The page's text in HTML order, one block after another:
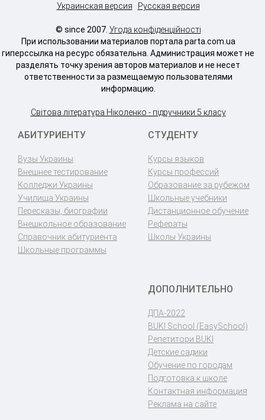
Украинская версия Русская версия
© since 2007. Угода конфіденційності
При использовании материалов портала parta.com.ua
гиперссылка на ресурс обязательна. Администрация может не
разделять точку зрения авторов материалов и не несет
ответственности за размещаемую пользователями
информацию.
Світова література Ніколенко - підручники 5 класу
АБИТУРИЕНТУ
Вузы Украины
Внешнее тестирование
Колледжи Украины
Училища Украины
Пересказы, биографии
Внешкольное образование
Справочник абитуриента
Школьные программы
СТУДЕНТУ
Курсы языков
Курсы профессий
Образование за рубежом
Школьные учебники
Дистанционное обучение
Рефераты
Школы Украины
ДОПОЛНИТЕЛЬНО
ДПА-2022
BUKI School (EasySchool)
Репетитори BUKI
Детские садики
Обучение по городам
Подготовка к школе
Контактная информация
Реклама на сайте